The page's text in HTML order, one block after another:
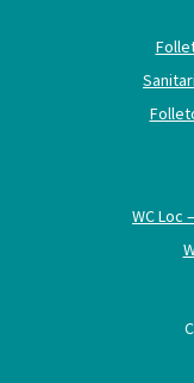
WC Loc